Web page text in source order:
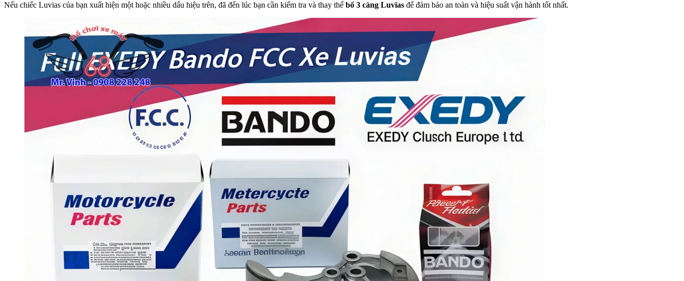
Nếu chiếc Luvias của bạn xuất hiện một hoặc nhiều dấu hiệu trên, đã đến lúc bạn cần kiểm tra và thay thế bố 3 càng Luvias để đảm bảo an toàn và hiệu suất vận hành tốt nhất.